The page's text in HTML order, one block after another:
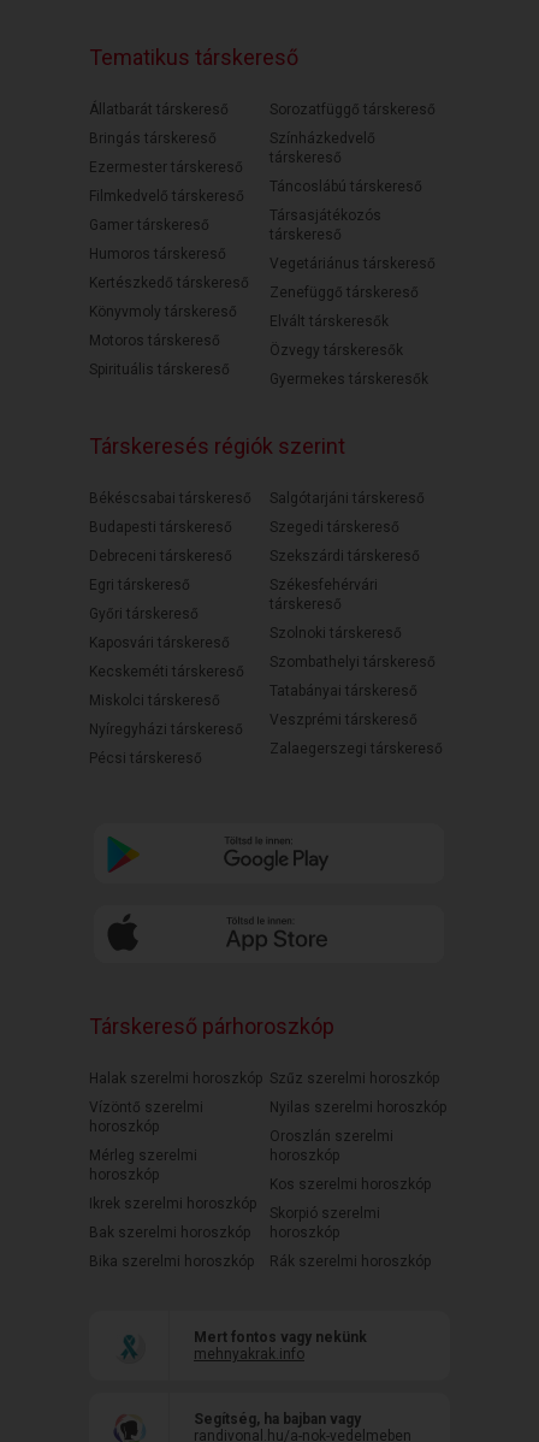
Tematikus társkereső
Állatbarát társkereső
Bringás társkereső
Ezermester társkereső
Filmkedvelő társkereső
Gamer társkereső
Humoros társkereső
Kertészkedő társkereső
Könyvmoly társkereső
Motoros társkereső
Spirituális társkereső
Sorozatfüggő társkereső
Színházkedvelő
társkereső
Táncoslábú társkereső
Társasjátékozós
társkereső
Vegetáriánus társkereső
Zenefüggő társkereső
Elvált társkeresők
Özvegy társkeresők
Gyermekes társkeresők
Társkeresés régiók szerint
Békéscsabai társkereső
Budapesti társkereső
Debreceni társkereső
Egri társkereső
Győri társkereső
Kaposvári társkereső
Kecskeméti társkereső
Miskolci társkereső
Nyíregyházi társkereső
Pécsi társkereső
Salgótarjáni társkereső
Szegedi társkereső
Szekszárdi társkereső
Székesfehérvári
társkereső
Szolnoki társkereső
Szombathelyi társkereső
Tatabányai társkereső
Veszprémi társkereső
Zalaegerszegi társkereső
Társkereső párhoroszkóp
Halak szerelmi horoszkóp
Vízöntő szerelmi
horoszkóp
Mérleg szerelmi
horoszkóp
Ikrek szerelmi horoszkóp
Bak szerelmi horoszkóp
Bika szerelmi horoszkóp
Szűz szerelmi horoszkóp
Nyilas szerelmi horoszkóp
Oroszlán szerelmi
horoszkóp
Kos szerelmi horoszkóp
Skorpió szerelmi
horoszkóp
Rák szerelmi horoszkóp
Mert fontos vagy nekünk
mehnyakrak.info
Segítség, ha bajban vagy
randivonal.hu/a-nok-vedelmeben